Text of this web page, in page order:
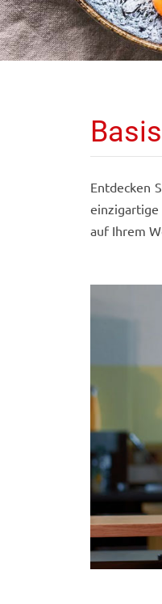
Entdecken
auf Ihrem